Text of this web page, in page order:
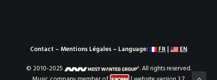
Contact – Mentions Légales– Language: FR|
EN
© 2010-2025
. All rights reserved.